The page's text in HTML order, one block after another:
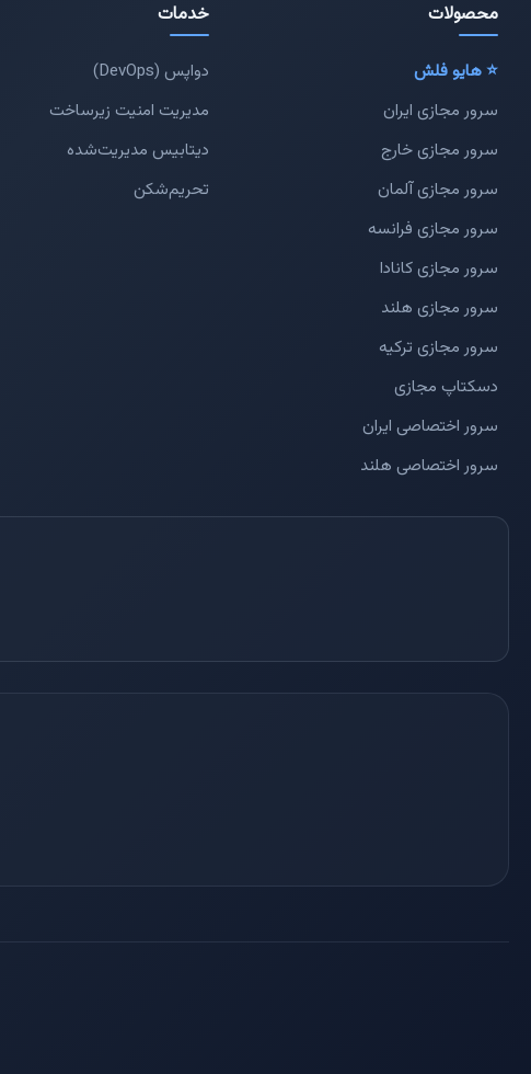
محصولات
⭐ هایو فلش
سرور مجازی ایران
سرور مجازی خارج
سرور مجازی آلمان
سرور مجازی فرانسه
سرور مجازی کانادا
سرور مجازی هلند
سرور مجازی ترکیه
دسکتاپ مجازی
سرور اختصاصی ایران
سرور اختصاصی هلند
خدمات
دواپس (DevOps)
مدیریت امنیت زیرساخت
دیتابیس مدیریت‌شده
تحریم‌شکن